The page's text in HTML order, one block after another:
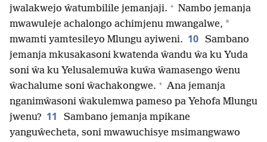
jwalakwejo ŵatumbilile jemanjaji. + Nambo jemanja
mwawuleje achalongo achimjenu mwangalwe, *
mwamti yamtesileyo Mlungu ayiweni. 10 Sambano
jemanja mkusakasoni kwatenda ŵandu ŵa ku Yuda
soni ŵa ku Yelusalemuŵa kuŵa ŵamasengo ŵenu
ŵachalume soni ŵachakongwe. + Ana jemanja
nganimŵasoni ŵakulemwa pameso pa Yehofa Mlungu
jwenu? 11
Sambano jemanja mpikane
yanguŵecheta, soni mwawuchisye msimangwawo